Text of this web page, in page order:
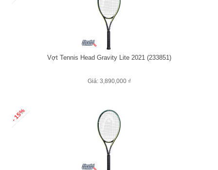
Vợt Tennis Head Gravity Lite 2021 (233851)
Giá: 3,890,000 ₫
- 15%